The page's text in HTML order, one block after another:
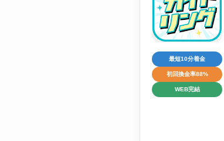
最短10分着金
初回換金率88%
WEB完結